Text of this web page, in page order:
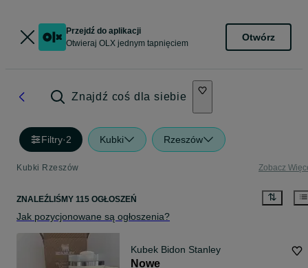
Przejdź do aplikacji
Otwieraj OLX jednym tapnięciem
Otwórz
Znajdź coś dla siebie
Filtry·2 Kubki Rzeszów
Kubki Rzeszów Zobacz
ZNALEŹLIŚMY 115 OGŁOSZEŃ
Jak pozycjonowane są ogłoszenia?
Kubek Bidon Stanley
Nowe